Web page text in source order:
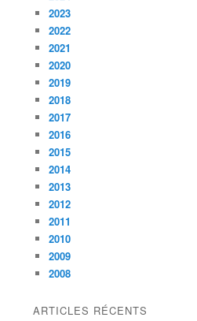
2023
2022
2021
2020
2019
2018
2017
2016
2015
2014
2013
2012
2011
2010
2009
2008
ARTICLES RÉCENTS